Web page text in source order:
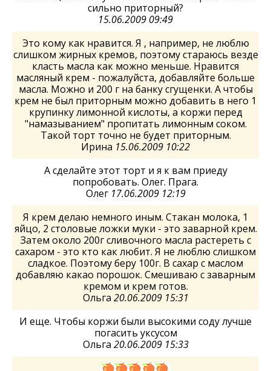
сильно приторный?
15.06.2009 09:49
Это кому как нравится. Я , например, не люблю
слишком жирных кремов, поэтому стараюсь везде
класть масла как можно меньше. Нравится
масляный крем - пожалуйста, добавляйте больше
масла. Можно и 200 г на банку сгущенки. А чтобы
крем не был приторным можно добавить в него 1
крупинку лимонной кислоты, а коржи перед
"намазыванием" пропитать лимонным соком.
Такой торт точно не будет приторным.
Ирина 15.06.2009 10:22
А сделайте этот торт и я к вам приеду
попробовать. Олег. Прага.
Олег 17.06.2009 12:19
Я крем делаю немного иным. Стакан молока, 1
яйцо, 2 столовые ложки муки - это заварной крем.
Затем около 200г сливочного масла растереть с
сахаром - это кто как любит. Я не люблю слишком
сладкое. Поэтому беру 100г. В сахар с маслом
добавляю какао порошок. Смешиваю с заварным
кремом и крем готов.
Ольга 20.06.2009 15:31
И еще. Чтобы коржи были высокими соду лучше
погасить уксусом
Ольга 20.06.2009 15:33